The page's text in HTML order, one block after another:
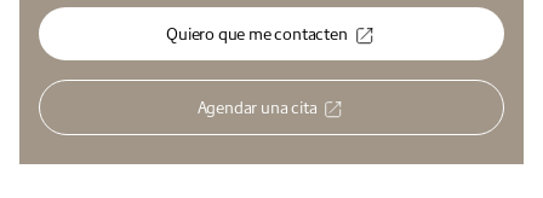
Quiero que me contacten
Agendar una cita